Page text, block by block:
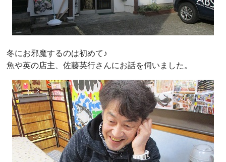
冬にお邪魔するのは初めて♪
魚や英の店主、佐藤英行さんにお話を伺いました。